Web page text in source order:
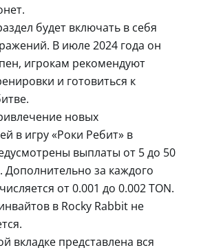
будет включать в себя
В июле 2024 года он
игрокам рекомендуют
и готовиться к
новых
в игру «Роки Ребит» в
выплаты от 5 до 50
Дополнительно за каждого
от 0.001 до 0.002 TON.
в Rocky Rabbit не
вкладке представлена вся